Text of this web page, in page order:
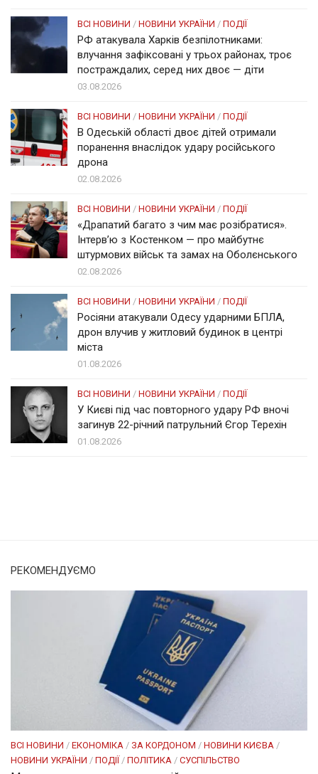
ВСІ НОВИНИ / НОВИНИ УКРАЇНИ / ПОДІЇ
РФ атакувала Харків безпілотниками:
влучання зафіксовані у трьох районах, троє
постраждалих, серед них двоє — діти
03.08.2026
ВСІ НОВИНИ / НОВИНИ УКРАЇНИ / ПОДІЇ
В Одеській області двоє дітей отримали
поранення внаслідок удару російського
дрона
02.08.2026
ВСІ НОВИНИ / НОВИНИ УКРАЇНИ / ПОДІЇ
«Драпатий багато з чим має розібратися».
Інтерв’ю з Костенком — про майбутнє
штурмових військ та замах на Оболєнського
02.08.2026
ВСІ НОВИНИ / НОВИНИ УКРАЇНИ / ПОДІЇ
Росіяни атакували Одесу ударними БПЛА,
дрон влучив у житловий будинок в центрі
міста
01.08.2026
ВСІ НОВИНИ / НОВИНИ УКРАЇНИ / ПОДІЇ
У Києві під час повторного удару РФ вночі
загинув 22-річний патрульний Єгор Терехін
01.08.2026
РЕКОМЕНДУЄМО
ВСІ НОВИНИ / ЕКОНОМІКА / ЗА КОРДОНОМ / НОВИНИ КИЄВА /
НОВИНИ УКРАЇНИ / ПОДІЇ / ПОЛІТИКА / СУСПІЛЬСТВО